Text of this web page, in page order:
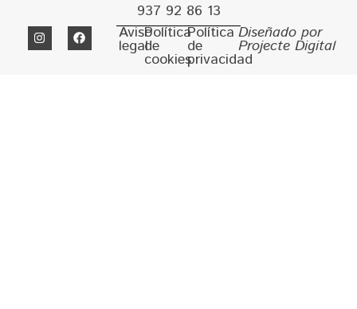
937 92 86 13
Diseñado por
Projecte Digital
Aviso
legal
Política
de
cookies
Política
de
privacidad